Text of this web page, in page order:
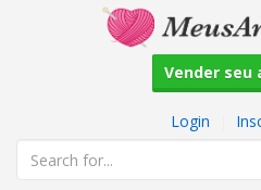
Vender seu
Login